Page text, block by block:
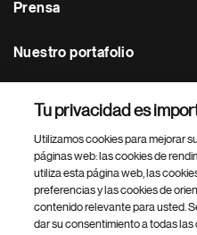
Prensa
Nuestro portafolio
Footer Site Search
Tu privacidad es
Utilizamos cookies para mejorar
páginas web: las cookies de
utiliza esta página web, las
preferencias y las cookies de
contenido relevante para usted.
dar su consentimiento a todas